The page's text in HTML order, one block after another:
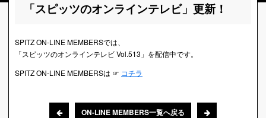
「スピッツのオンラインテレビ」更新！
SPITZ ON-LINE MEMBERSでは、
「スピッツのオンラインテレビ Vol.513」を配信中です。
SPITZ ON-LINE MEMBERSは ☞ コチラ
ON-LINE MEMBERS一覧へ戻る